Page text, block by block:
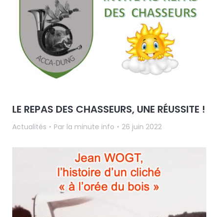
LE REPAS DES CHASSEURS, UNE RÉUSSITE !
Actualités Par la minute info 26 juin 2022